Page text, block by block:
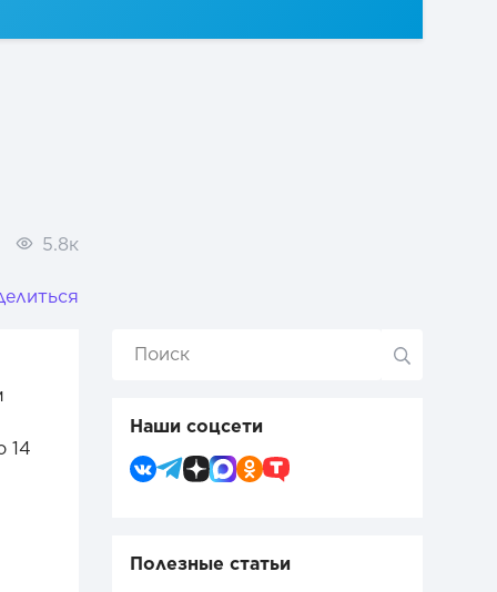
5.8к
14
Наши соцсети
Полезные статьи